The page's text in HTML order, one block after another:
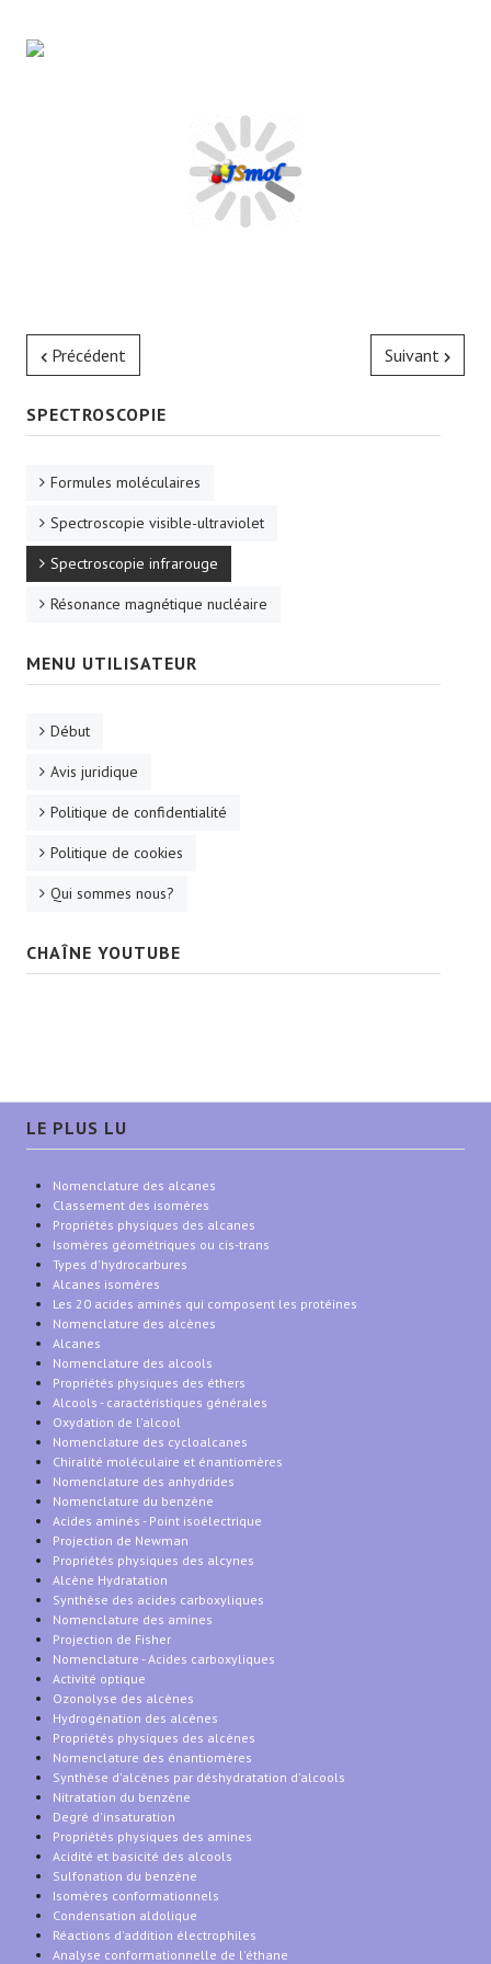
Précédent Suivant
SPECTROSCOPIE
Formules moléculaires
Spectroscopie visible-ultraviolet
Spectroscopie infrarouge
Résonance magnétique nucléaire
MENU UTILISATEUR
Début
Avis juridique
Politique de confidentialité
Politique de cookies
Qui sommes nous?
CHAÎNE YOUTUBE
LE PLUS LU
Nomenclature des alcanes
Classement des isomères
Propriétés physiques des alcanes
Isomères géométriques ou cis-trans
Types d'hydrocarbures
Alcanes isomères
Les 20 acides aminés qui composent les protéines
Nomenclature des alcènes
Alcanes
Nomenclature des alcools
Propriétés physiques des éthers
Alcools - caractéristiques générales
Oxydation de l'alcool
Nomenclature des cycloalcanes
Chiralité moléculaire et énantiomères
Nomenclature des anhydrides
Nomenclature du benzène
Acides aminés - Point isoélectrique
Projection de Newman
Propriétés physiques des alcynes
Alcène Hydratation
Synthèse des acides carboxyliques
Nomenclature des amines
Projection de Fisher
Nomenclature - Acides carboxyliques
Activité optique
Ozonolyse des alcènes
Hydrogénation des alcènes
Propriétés physiques des alcènes
Nomenclature des énantiomères
Synthèse d'alcènes par déshydratation d'alcools
Nitratation du benzène
Degré d'insaturation
Propriétés physiques des amines
Acidité et basicité des alcools
Sulfonation du benzène
Isomères conformationnels
Condensation aldolique
Réactions d'addition électrophiles
Analyse conformationnelle de l'éthane